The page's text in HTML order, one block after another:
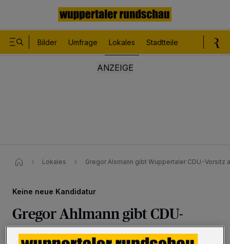
Bilder Umfrage Lokales Stadtteile
Lokales Gregor Alsmann gibt Wuppertaler CDU-Vorsitz
Keine neue Kandidatur
Gregor Ahlmann gibt CDU-
Vorsitz ab